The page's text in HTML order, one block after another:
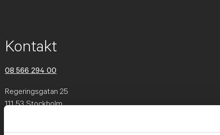
Kontakt
08 566 294 00
Regeringsgatan 25
111 53 Stockholm